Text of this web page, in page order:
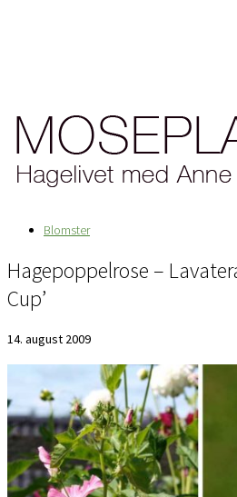
Blomster
Hagepoppelrose –
Cup’
14. august 2009